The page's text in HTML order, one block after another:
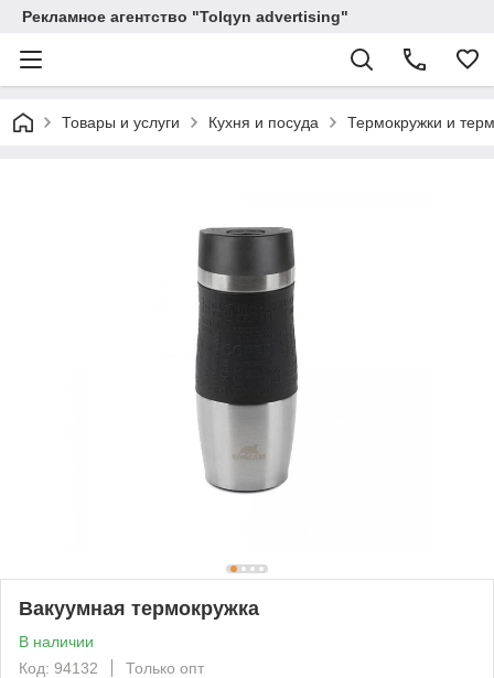
Рекламное агентство "Tolqyn advertising"
Товары и услуги Кухня и посуда Термокружки и
Вакуумная термокружка
В наличии
Код: 94132
Только опт